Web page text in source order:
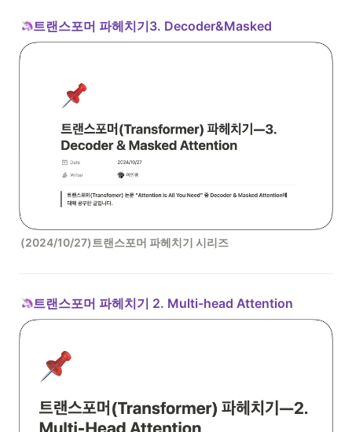
트랜스포머 파헤치기3. Decoder&Masked
(2024/10/27)트랜스포머 파헤치기 시리즈
트랜스포머 파헤치기 2. Multi-head Attention